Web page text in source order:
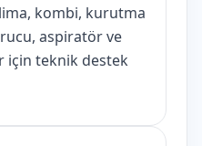
kombi, kurutma
aspiratör ve
için teknik destek